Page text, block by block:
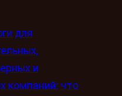
для
и
компаний: что